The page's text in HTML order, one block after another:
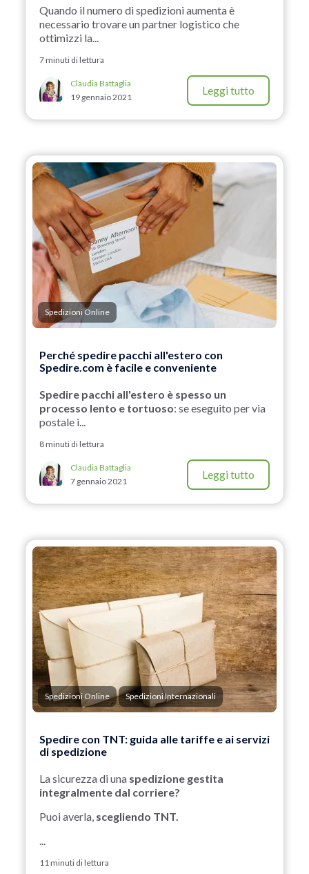
Quando il numero di spedizioni aumenta è
necessario trovare un partner logistico che
ottimizzi la...
7 minuti di lettura
Claudia Battaglia
19 gennaio 2021
Leggi tutto
Spedizioni Online
Perché spedire pacchi all'estero con
Spedire.com è facile e conveniente
Spedire pacchi all'estero è spesso un
processo lento e tortuoso: se eseguito per via
postale i...
8 minuti di lettura
Claudia Battaglia
7 gennaio 2021
Leggi tutto
Spedizioni Online Spedizioni Internazionali
Spedire con TNT: guida alle tariffe e ai servizi
di spedizione
La sicurezza di una spedizione gestita
integralmente dal corriere?
Puoi averla, scegliendo TNT.
...
11 minuti di lettura